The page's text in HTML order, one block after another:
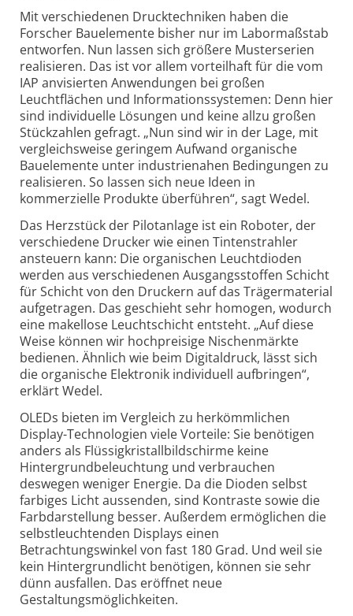
Mit verschiedenen Drucktechniken haben die
Forscher Bauelemente bisher nur im Labormaßstab
entworfen. Nun lassen sich größere Musterserien
realisieren. Das ist vor allem vorteilhaft für die vom
IAP anvisierten Anwendungen bei großen
Leuchtflächen und Informationssystemen: Denn hier
sind individuelle Lösungen und keine allzu großen
Stückzahlen gefragt. „Nun sind wir in der Lage, mit
vergleichsweise geringem Aufwand organische
Bauelemente unter industrienahen Bedingungen zu
realisieren. So lassen sich neue Ideen in
kommerzielle Produkte überführen“, sagt Wedel.
Das Herzstück der Pilotanlage ist ein Roboter, der
verschiedene Drucker wie einen Tintenstrahler
ansteuern kann: Die organischen Leuchtdioden
werden aus verschiedenen Ausgangsstoffen Schicht
für Schicht von den Druckern auf das Trägermaterial
aufgetragen. Das geschieht sehr homogen, wodurch
eine makellose Leuchtschicht entsteht. „Auf diese
Weise können wir hochpreisige Nischenmärkte
bedienen. Ähnlich wie beim Digitaldruck, lässt sich
die organische Elektronik individuell aufbringen“,
erklärt Wedel.
OLEDs bieten im Vergleich zu herkömmlichen
Display-Technologien viele Vorteile: Sie benötigen
anders als Flüssigkristallbildschirme keine
Hintergrundbeleuchtung und verbrauchen
deswegen weniger Energie. Da die Dioden selbst
farbiges Licht aussenden, sind Kontraste sowie die
Farbdarstellung besser. Außerdem ermöglichen die
selbstleuchtenden Displays einen
Betrachtungswinkel von fast 180 Grad. Und weil sie
kein Hintergrundlicht benötigen, können sie sehr
dünn ausfallen. Das eröffnet neue
Gestaltungsmöglichkeiten.